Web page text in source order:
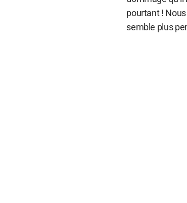
pourtant !
semble plus